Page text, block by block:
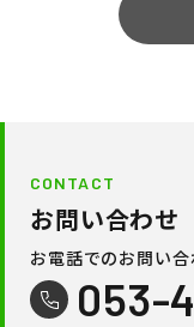
CONTACT
お問い合わせ
お電話でのお問い合
053-